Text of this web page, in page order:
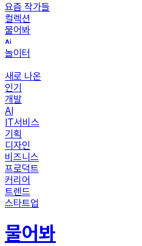
요즘 작가들
컬렉션
물어봐
놀이터
새로 나온
인기
개발
AI
IT서비스
기획
디자인
비즈니스
프로덕트
커리어
트렌드
스타트업
물어봐